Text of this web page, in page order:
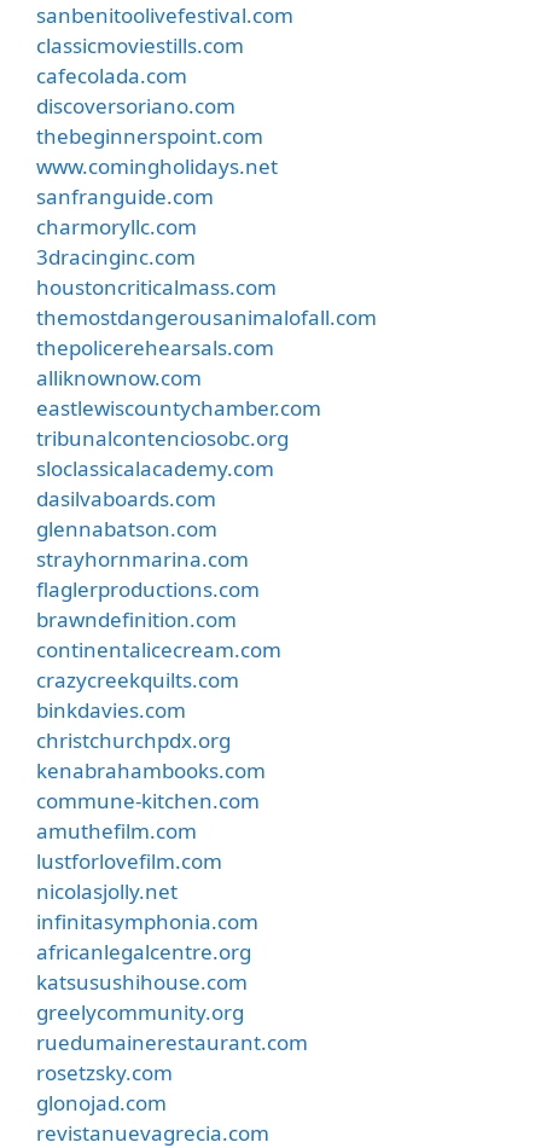
sanbenitoolivefestival.com
classicmoviestills.com
cafecolada.com
discoversoriano.com
thebeginnerspoint.com
www.comingholidays.net
sanfranguide.com
charmoryllc.com
3dracinginc.com
houstoncriticalmass.com
themostdangerousanimalofall.com
thepolicerehearsals.com
alliknownow.com
eastlewiscountychamber.com
tribunalcontenciosobc.org
sloclassicalacademy.com
dasilvaboards.com
glennabatson.com
strayhornmarina.com
flaglerproductions.com
brawndefinition.com
continentalicecream.com
crazycreekquilts.com
binkdavies.com
christchurchpdx.org
kenabrahambooks.com
commune-kitchen.com
amuthefilm.com
lustforlovefilm.com
nicolasjolly.net
infinitasymphonia.com
africanlegalcentre.org
katsusushihouse.com
greelycommunity.org
ruedumainerestaurant.com
rosetzsky.com
glonojad.com
revistanuevagrecia.com